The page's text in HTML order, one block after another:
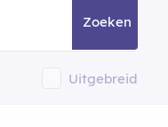
Zoeken
Uitgebreid